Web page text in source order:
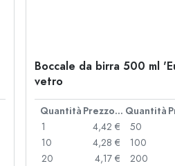
Boccale da birra 500 ml
vetro
Quantità Prezzo cad. Quantità
1
4,42 €
10
4,28 €
20
4,17 €
50
100
200